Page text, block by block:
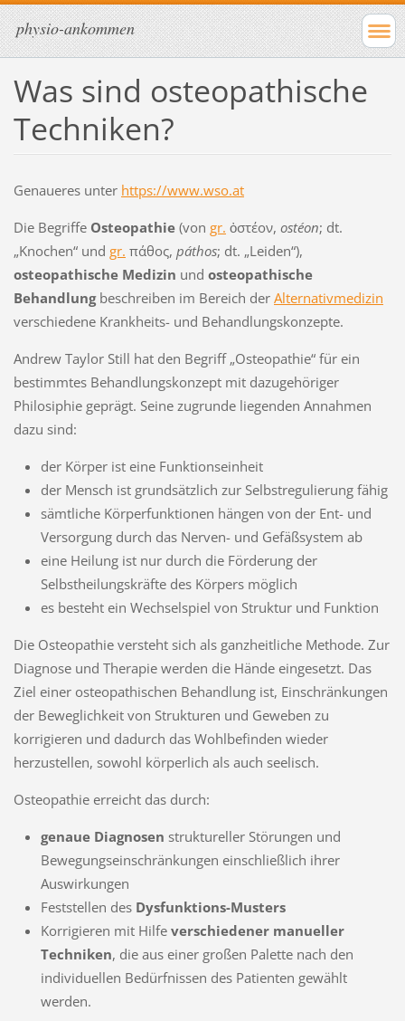
physio-ankommen
Was sind osteopathische
Techniken?
Genaueres unter https://www.wso.at
Die Begriffe Osteopathie(von gr. ὀστέον, ostéon; dt.
„Knochen“ und gr. πάθος, páthos; dt. „Leiden“),
osteopathische Medizin und osteopathische
Behandlungbeschreiben im Bereich der Alternativmedizin
verschiedene Krankheits- und Behandlungskonzepte.
Andrew Taylor Still hat den Begriff „Osteopathie“ für ein
bestimmtes Behandlungskonzept mit dazugehöriger
Philosiphie geprägt. Seine zugrunde liegenden Annahmen
dazu sind:
der Körper ist eine Funktionseinheit
der Mensch ist grundsätzlich zur Selbstregulierung fähig
sämtliche Körperfunktionen hängen von der Ent- und
Versorgung durch das Nerven- und Gefäßsystem ab
eine Heilung ist nur durch die Förderung der
Selbstheilungskräfte des Körpers möglich
es besteht ein Wechselspiel von Struktur und Funktion
Die Osteopathie versteht sich als ganzheitliche Methode. Zur
Diagnose und Therapie werden die Hände eingesetzt. Das
Ziel einer osteopathischen Behandlung ist, Einschränkungen
der Beweglichkeit von Strukturen und Geweben zu
korrigieren und dadurch das Wohlbefinden wieder
herzustellen, sowohl körperlich als auch seelisch.
Osteopathie erreicht das durch:
genaue Diagnosen struktureller Störungen und
Bewegungseinschränkungen einschließlich ihrer
Auswirkungen
Feststellen des Dysfunktions-Musters
Korrigieren mit Hilfe verschiedener manueller
Techniken, die aus einer großen Palette nach den
individuellen Bedürfnissen des Patienten gewählt
werden.